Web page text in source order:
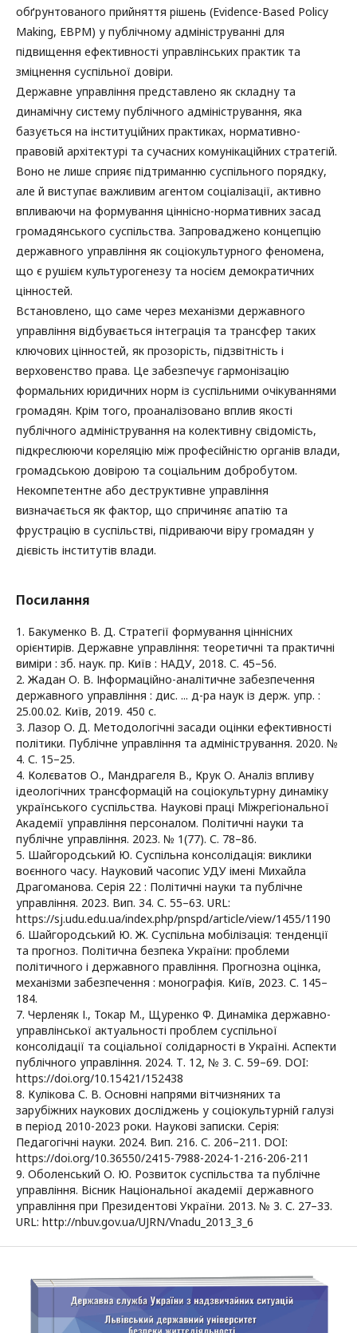
обґрунтованого прийняття рішень (Evidence-Based Policy
Making, EBPM) у публічному адмініструванні для
підвищення ефективності управлінських практик та
зміцнення суспільної довіри.
Державне управління представлено як складну та
динамічну систему публічного адміністрування, яка
базується на інституційних практиках, нормативно-
правовій архітектурі та сучасних комунікаційних стратегій.
Воно не лише сприяє підтриманню суспільного порядку,
але й виступає важливим агентом соціалізації, активно
впливаючи на формування ціннісно-нормативних засад
громадянського суспільства. Запроваджено концепцію
державного управління як соціокультурного феномена,
що є рушієм культурогенезу та носієм демократичних
цінностей.
Встановлено, що саме через механізми державного
управління відбувається інтеграція та трансфер таких
ключових цінностей, як прозорість, підзвітність і
верховенство права. Це забезпечує гармонізацію
формальних юридичних норм із суспільними очікуваннями
громадян. Крім того, проаналізовано вплив якості
публічного адміністрування на колективну свідомість,
підкреслюючи кореляцію між професійністю органів влади,
громадською довірою та соціальним добробутом.
Некомпетентне або деструктивне управління
визначається як фактор, що спричиняє апатію та
фрустрацію в суспільстві, підриваючи віру громадян у
дієвість інститутів влади.
Посилання
1. Бакуменко В. Д. Стратегії формування ціннісних
орієнтирів. Державне управління: теоретичні та практичні
виміри : зб. наук. пр. Київ : НАДУ, 2018. С. 45–56.
2. Жадан О. В. Інформаційно-аналітичне забезпечення
державного управління : дис. ... д-ра наук із держ. упр. :
25.00.02. Київ, 2019. 450 с.
3. Лазор О. Д. Методологічні засади оцінки ефективності
політики. Публічне управління та адміністрування. 2020. №
4. С. 15–25.
4. Колєватов О., Мандрагеля В., Крук О. Аналіз впливу
ідеологічних трансформацій на соціокультурну динаміку
українського суспільства. Наукові праці Міжрегіональної
Академії управління персоналом. Політичні науки та
публічне управління. 2023. № 1(77). С. 78–86.
5. Шайгородський Ю. Суспільна консолідація: виклики
воєнного часу. Науковий часопис УДУ імені Михайла
Драгоманова. Серія 22 : Політичні науки та публічне
управління. 2023. Вип. 34. С. 55–63. URL:
https://sj.udu.edu.ua/index.php/pnspd/article/view/1455/1190
6. Шайгородський Ю. Ж. Суспільна мобілізація: тенденції
та прогноз. Політична безпека України: проблеми
політичного і державного правління. Прогнозна оцінка,
механізми забезпечення : монографія. Київ, 2023. С. 145–
184.
7. Черленяк І., Токар М., Щуренко Ф. Динаміка державно-
управлінської актуальності проблем суспільної
консолідації та соціальної солідарності в Україні. Аспекти
публічного управління. 2024. Т. 12, № 3. С. 59–69. DOI:
https://doi.org/10.15421/152438
8. Кулікова С. В. Основні напрями вітчизняних та
зарубіжних наукових досліджень у соціокультурній галузі
в період 2010-2023 роки. Наукові записки. Серія:
Педагогічні науки. 2024. Вип. 216. С. 206–211. DOI:
https://doi.org/10.36550/2415-7988-2024-1-216-206-211
9. Оболенський О. Ю. Розвиток суспільства та публічне
управління. Вісник Національної академії державного
управління при Президентові України. 2013. № 3. С. 27–33.
URL: http://nbuv.gov.ua/UJRN/Vnadu_2013_3_6